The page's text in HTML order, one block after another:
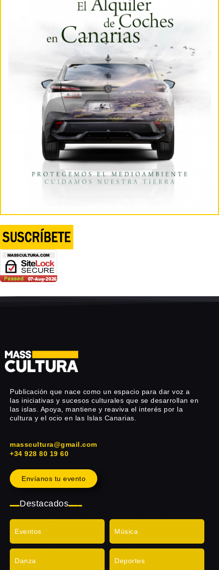
Publicación que nace como un espacio para dar voz a
las iniciativas y sucesos culturales que se desarrollan en
las islas. Apoya, mantiene y reaviva el interés por la
cultura y el ocio en las Islas Canarias.
masscultura@gmail.com
+34 928 80 19 60
Envíanos tu evento
Destacados
Eventos Música
Danza Deportes